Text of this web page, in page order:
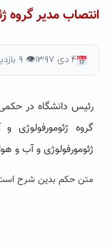
انتصاب مدیر گروه
۴ دی ۱۳۹۷ 👁 ۹ بازدید
رئیس دانشگاه در
گروه
ژئومورفولوژی و آب و
متن حکم بدین شرح